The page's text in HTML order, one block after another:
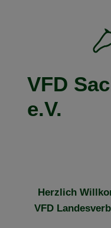
VFD
e.V.
Herzlich
VFD